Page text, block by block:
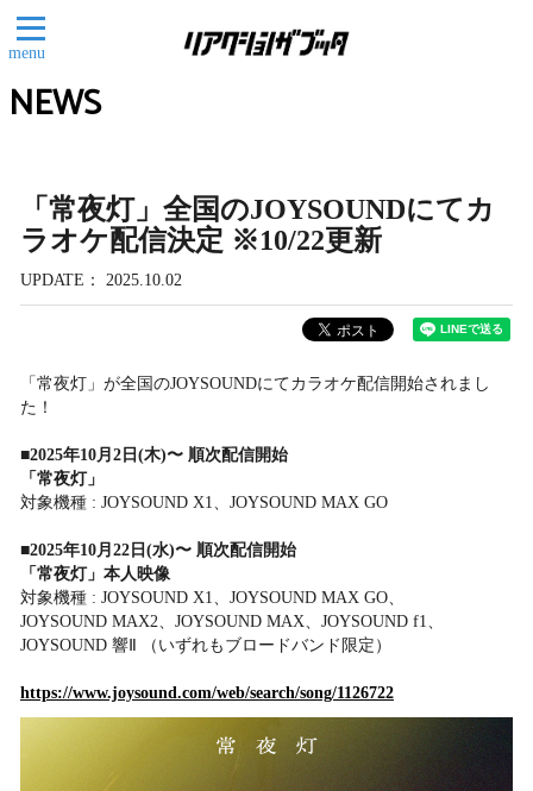
menu
NEWS
「常夜灯」全国のJOYSOUNDにてカ
ラオケ配信決定 ※10/22更新
UPDATE 2025.10.02
「常夜灯」が全国のJOYSOUNDにてカラオケ配信開始されまし
た！
■2025年10月2日(木)〜 順次配信開始
「常夜灯」
対象機種 : JOYSOUND X1、JOYSOUND MAX GO
■2025年10月22日(水)〜 順次配信開始
「常夜灯」本人映像
対象機種 : JOYSOUND X1、JOYSOUND MAX GO、
JOYSOUND MAX2、JOYSOUND MAX、JOYSOUND f1、
JOYSOUND 響Ⅱ （いずれもブロードバンド限定）
https://www.joysound.com/web/search/song/1126722​